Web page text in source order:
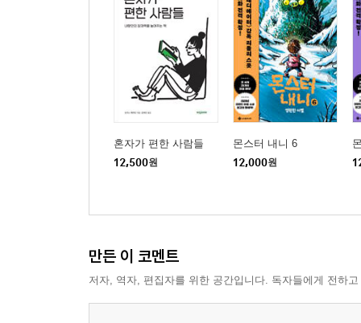
혼자가 편한 사람들
12,500원
몬스터 내니 6
12,000원
만든 이 코멘트
저자, 역자, 편집자를 위한 공간입니다. 독자들에게 전하